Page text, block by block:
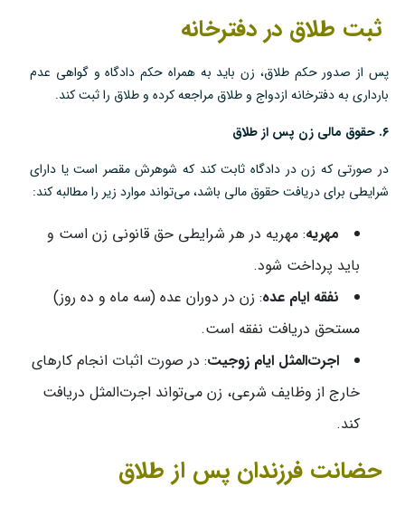
ثبت طلاق در دفترخانه
پس از صدور حکم طلاق، زن باید به همراه حکم دادگاه و گواهی عدم
بارداری به دفترخانه ازدواج و طلاق مراجعه کرده و طلاق را ثبت کند.
۶. حقوق مالی زن پس از طلاق
در صورتی که زن در دادگاه ثابت کند که شوهرش مقصر است یا دارای
شرایطی برای دریافت حقوق مالی باشد، می‌تواند موارد زیر را مطالبه کند:
مهریه: مهریه در هر شرایطی حق قانونی زن است و
باید پرداخت شود.
نفقه ایام عده: زن در دوران عده (سه ماه و ده روز)
مستحق دریافت نفقه است.
اجرت‌المثل ایام زوجیت: در صورت اثبات انجام کارهای
خارج از وظایف شرعی، زن می‌تواند اجرت‌المثل دریافت
کند.
حضانت فرزندان پس از طلاق